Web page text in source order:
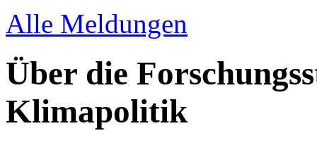
Alle Meldungen
Über die
Klimapolitik